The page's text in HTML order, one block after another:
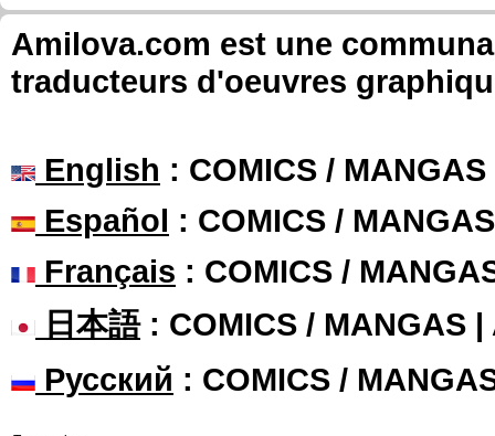
Amilova.com est une
traducteurs d'oeuvres
English : COMICS /
Español : COMICS /
Français : COMICS /
日本語: COMICS / MANGAS |
Русский : COMICS /